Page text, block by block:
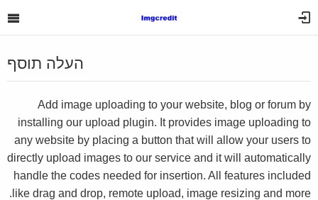
העלה תוסף
Add image uploading to your website, blog or forum by
installing our upload plugin. It provides image uploading to
any website by placing a button that will allow your users to
directly upload images to our service and it will automatically
handle the codes needed for insertion. All features included
like drag and drop, remote upload, image resizing and more.